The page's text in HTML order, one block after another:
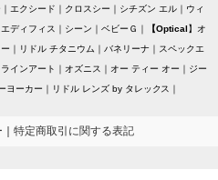
エクシード クロスシー シチズン エル
ウィ
エディフィス シーン ベビーＧ Optical
オ
リドル チタニウム バネリーナ
スペックエ
ラインアート オズニス オー ティー オー
ジー
ヨーカー リドル レンズ by タレックス
特定商取引に関する表記